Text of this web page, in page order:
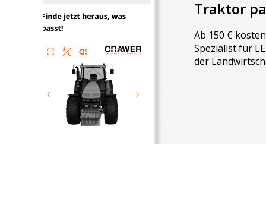
Traktor
Ab 150 €
Spezialist für
der